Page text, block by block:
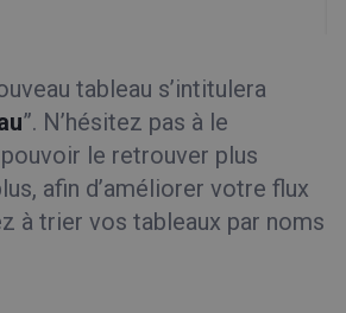
tableau s’intitulera
”. N’hésitez pas à le
le retrouver plus
afin d’améliorer votre flux
à trier vos tableaux par noms